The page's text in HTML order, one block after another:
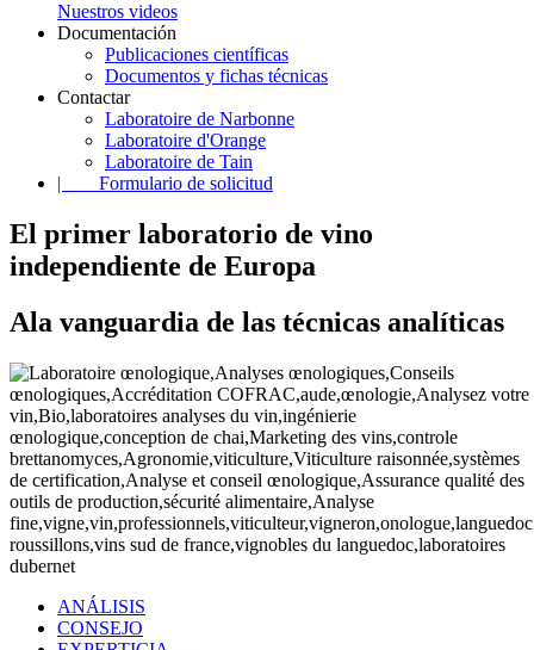
Nuestros videos
Documentación
Publicaciones científicas
Documentos y fichas técnicas
Contactar
Laboratoire de Narbonne
Laboratoire d'Orange
Laboratoire de Tain
| Formulario de solicitud
El primer laboratorio de vino
independiente de Europa
Ala vanguardia de las técnicas analíticas
ANÁLISIS
CONSEJO